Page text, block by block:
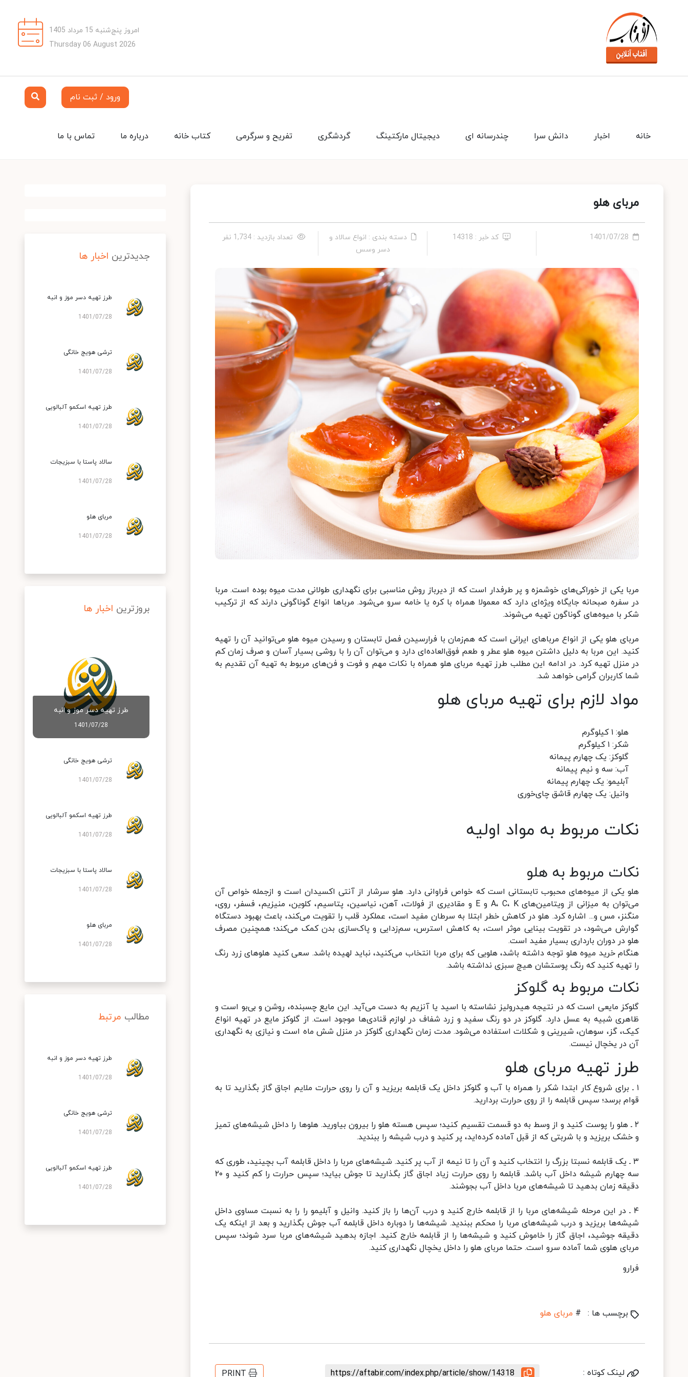
امروز پنج‌شنبه 15 مرداد 1405
Thursday 06 August 2026
ورود / ثبت نام
تماس با ما درباره ما کتاب خانه تفریح و سرگرمی گردشگری دیجیتال مارکتینگ چندرسانه ای دانش سرا اخبار خانه
مربای هلو
1401/07/28 کد خبر : 14318
دسته بندی : انواع سالاد و
دسر وسس
تعداد بازدید : 1,734 نفر
مربا یکی از خوراکی‌های خوشمزه و پر طرفدار است که از دیرباز روش مناسبی برای نگهداری طولانی مدت میوه بوده است. مربا
در سفره صبحانه جایگاه ویژه‌ای دارد که معمولا همراه با کره یا خامه سرو می‌شود. مربا‌ها انواع گوناگونی دارند که از ترکیب
شکر با میوه‌های گوناگون تهیه می‌شوند.
مربای هلو یکی از انواع مربا‌های ایرانی است که هم‌زمان با فرارسیدن فصل تابستان و رسیدن میوه هلو می‌توانید آن را تهیه
کنید. این مربا به دلیل داشتن میوه هلو عطر و طعم فوق‌العاده‌ای دارد و می‌توان آن را با روشی بسیار آسان و صرف زمان کم
در منزل تهیه کرد. در ادامه این مطلب طرز تهیه مربای هلو همراه با نکات مهم و فوت و فن‌های مربوط به تهیه آن تقدیم به
شما کاربران گرامی خواهد شد.
مواد لازم برای تهیه مربای هلو
هلو: ۱ کیلوگرم
شکر: ۱ کیلوگرم
گلوکز: یک چهارم پیمانه
آب: سه و نیم پیمانه
آبلیمو: یک چهارم پیمانه
وانیل: یک چهارم قاشق چای‌خوری
نکات مربوط به مواد اولیه
نکات مربوط به هلو
هلو یکی از میوه‌های محبوب تابستانی است که خواص فراوانی دارد. هلو سرشار از آنتی اکسیدان است و ازجمله خواص آن
می‌توان به میزانی از ویتامین‌های A، C، K و E و مقادیری از فولات، آهن، نیاسین، پتاسیم، کلوین، منیزیم، فسفر، روی،
منگنز، مس و... اشاره کرد. هلو در کاهش خطر ابتلا به سرطان مفید است، عملکرد قلب را تقویت می‌کند، باعث بهبود دستگاه
گوارش می‌شود، در تقویت بینایی موثر است، به کاهش استرس، سم‌زدایی و پاک‌سازی بدن کمک می‌کند؛ همچنین مصرف
هلو در دوران بارداری بسیار مفید است.
هنگام خرید میوه هلو توجه داشته باشد، هلویی که برای مربا انتخاب می‌کنید، نباید لهیده باشد. سعی کنید هلو‌های زرد رنگ
را تهیه کنید که رنگ پوستشان هیچ سبزی نداشته باشد.
نکات مربوط به گلوکز
گلوکز مایعی است که در نتیجه هیدرولیز نشاسته با اسید یا آنزیم به دست می‌آید. این مایع چسبنده، روشن و بی‌بو است و
ظاهری شبیه به عسل دارد. گلوکز در دو رنگ سفید و زرد شفاف در لوازم قنادی‌ها موجود است. از گلوکز مایع در تهیه انواع
کیک، گز، سوهان، شیرینی و شکلات استفاده می‌شود. مدت زمان نگهداری گلوکز در منزل شش ماه است و نیازی به نگهداری
آن در یخچال نیست.
طرز تهیه مربای هلو
۱ ـ برای شروع کار ابتدا شکر را همراه با آب و گلوکز داخل یک قابلمه بریزید و آن را روی حرارت ملایم اجاق گاز بگذارید تا به
قوام برسد؛ سپس قابلمه را از روی حرارت بردارید.
۲ ـ هلو را پوست کنید و از وسط به دو قسمت تقسیم کنید؛ سپس هسته هلو را بیرون بیاورید. هلو‌ها را داخل شیشه‌های تمیز
و خشک بریزید و با شربتی که از قبل آماده کرده‌اید، پر کنید و درب شیشه را ببندید.
۳ ـ یک قابلمه نسبتا بزرگ را انتخاب کنید و آن را تا نیمه از آب پر کنید. شیشه‌های مربا را داخل قابلمه آب بچینید، طوری که
سه چهارم شیشه داخل آب باشد. قابلمه را روی حرارت زیاد اجاق گاز بگذارید تا جوش بیاید؛ سپس حرارت را کم کنید و ۲۰
دقیقه زمان بدهید تا شیشه‌های مربا داخل آب بجوشند.
۴ ـ در این مرحله شیشه‌های مربا را از قابلمه خارج کنید و درب آن‌ها را باز کنید. وانیل و آبلیمو را را به نسبت مساوی داخل
شیشه‌ها بریزید و درب شیشه‌های مربا را محکم ببندید. شیشه‌ها را دوباره داخل قابلمه آب جوش بگذارید و بعد از اینکه یک
دقیقه جوشید، اجاق گاز را خاموش کنید و شیشه‌ها را از قابلمه خارج کنید. اجازه بدهید شیشه‌های مربا سرد شوند؛ سپس
مربای هلوی شما آماده سرو است. حتما مربای هلو را داخل یخچال نگهداری کنید.
فرارو
برچسب ها : # مربای هلو
لینک کوتاه : https://aftabir.com/index.php/article/show/14318
PRINT
جدیدترین اخبار ها
طرز تهیه دسر موز و انبه
1401/07/28
ترشی هویج خانگی
1401/07/28
طرز تهیه اسکمو آلبالویی
1401/07/28
سالاد پاستا با سبزیجات
1401/07/28
مربای هلو
1401/07/28
بروزترین اخبار ها
طرز تهیه دسر موز و انبه
1401/07/28
ترشی هویج خانگی
1401/07/28
طرز تهیه اسکمو آلبالویی
1401/07/28
سالاد پاستا با سبزیجات
1401/07/28
مربای هلو
1401/07/28
مطالب مرتبط
طرز تهیه دسر موز و انبه
1401/07/28
ترشی هویج خانگی
1401/07/28
طرز تهیه اسکمو آلبالویی
1401/07/28